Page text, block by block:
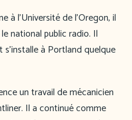
à l’Université de l’Oregon, il
national public radio. Il
à Portland quelque
un travail de mécanicien
Il a continué comme